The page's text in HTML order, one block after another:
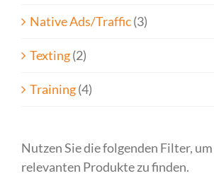
Native Ads/Traffic(3)
Texting(2)
Training(4)
Nutzen Sie die folgenden Filter,
relevanten Produkte zu finden.